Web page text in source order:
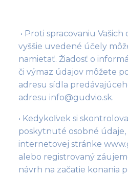
• Proti spracovaniu
vyššie uvedené účely
namietať. Žiadosť o
či výmaz údajov môžete
adresu sídla
adresu info@gudvio.sk.
• Kedykoľvek si
poskytnuté osobné údaje,
internetovej stránke
alebo registrovaný
návrh na začatie konania